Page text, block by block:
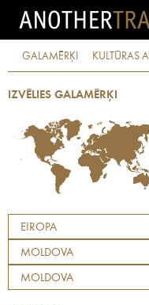
GALAMĒRĶI KULTŪRAS
IZVĒLIES GALAMĒRĶI
EIROPA
MOLDOVA
MOLDOVA